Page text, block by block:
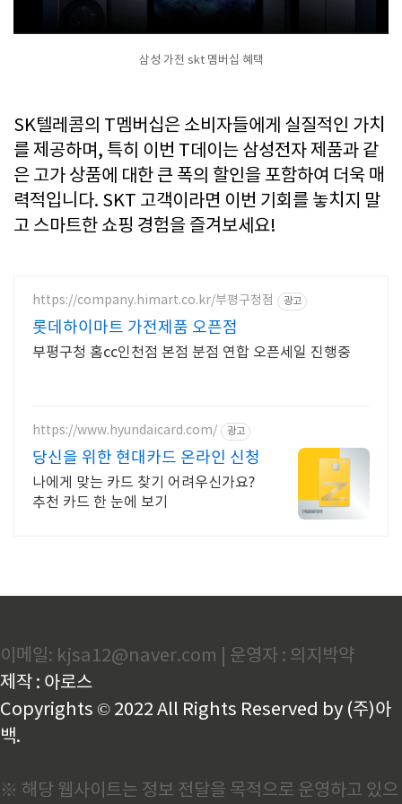
삼성 가전 skt 멤버십 혜택
SK텔레콤의 T멤버십은 소비자들에게 실질적인 가치
를 제공하며, 특히 이번 T데이는 삼성전자 제품과 같
은 고가 상품에 대한 큰 폭의 할인을 포함하여 더욱 매
력적입니다. SKT 고객이라면 이번 기회를 놓치지 말
고 스마트한 쇼핑 경험을 즐겨보세요!
https://company.himart.co.kr/부평구청점 광고
롯데하이마트 가전제품 오픈점
부평구청 홈cc인천점 본점 분점 연합 오픈세일 진행중
https://www.hyundaicard.com/ 광고
당신을 위한 현대카드 온라인 신청
나에게 맞는 카드 찾기 어려우신가요?
추천 카드 한 눈에 보기
이메일: kjsa12@naver.com | 운영자 : 의지박약
제작 : 아로스
Copyrights © 2022 All Rights Reserved by (주)아
백.
※ 해당 웹사이트는 정보 전달을 목적으로 운영하고 있으